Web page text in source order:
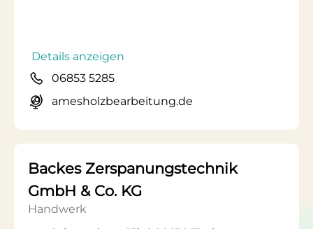
Details anzeigen
06853 5285
amesholzbearbeitung.de
Backes Zerspanungstechnik
GmbH & Co. KG
Handwerk